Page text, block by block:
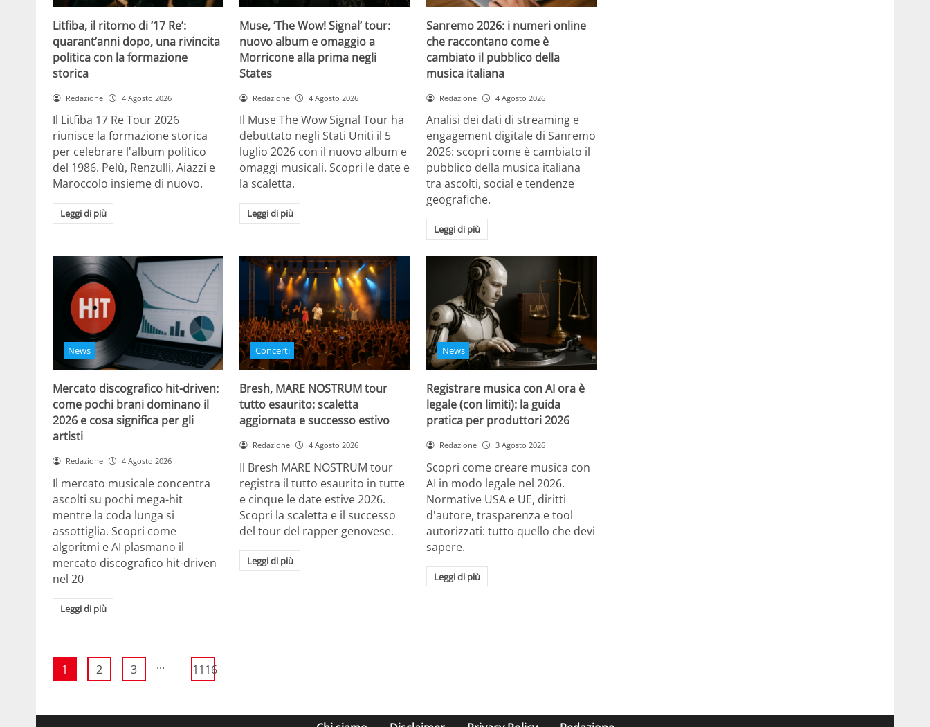
Litfiba, il ritorno di ’17 Re’:
quarant’anni dopo, una rivincita
politica con la formazione
storica
Redazione 4 Agosto 2026
Il Litfiba 17 Re Tour 2026
riunisce la formazione storica
per celebrare l'album politico
del 1986. Pelù, Renzulli, Aiazzi e
Maroccolo insieme di nuovo.
Leggi di più
Muse, ‘The Wow! Signal’ tour:
nuovo album e omaggio a
Morricone alla prima negli
States
Redazione 4 Agosto 2026
Il Muse The Wow Signal Tour ha
debuttato negli Stati Uniti il 5
luglio 2026 con il nuovo album e
omaggi musicali. Scopri le date e
la scaletta.
Leggi di più
Sanremo 2026: i numeri online
che raccontano come è
cambiato il pubblico della
musica italiana
Redazione 4 Agosto 2026
Analisi dei dati di streaming e
engagement digitale di Sanremo
2026: scopri come è cambiato il
pubblico della musica italiana
tra ascolti, social e tendenze
geografiche.
Leggi di più
News
Mercato discografico hit-driven:
come pochi brani dominano il
2026 e cosa significa per gli
artisti
Redazione 4 Agosto 2026
Il mercato musicale concentra
ascolti su pochi mega-hit
mentre la coda lunga si
assottiglia. Scopri come
algoritmi e AI plasmano il
mercato discografico hit-driven
nel 20
Leggi di più
Concerti
Bresh, MARE NOSTRUM tour
tutto esaurito: scaletta
aggiornata e successo estivo
Redazione 4 Agosto 2026
Il Bresh MARE NOSTRUM tour
registra il tutto esaurito in tutte
e cinque le date estive 2026.
Scopri la scaletta e il successo
del tour del rapper genovese.
Leggi di più
News
Registrare musica con AI ora è
legale (con limiti): la guida
pratica per produttori 2026
Redazione 3 Agosto 2026
Scopri come creare musica con
AI in modo legale nel 2026.
Normative USA e UE, diritti
d'autore, trasparenza e tool
autorizzati: tutto quello che devi
sapere.
Leggi di più
1 2 3 ... 1116